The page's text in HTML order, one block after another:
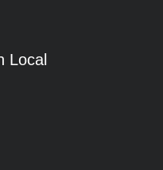
Local